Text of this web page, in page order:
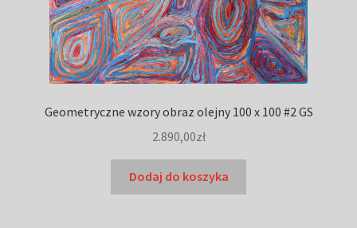
Geometryczne wzory obraz olejny 100 x 100 #2 GS
2.890,00zł
Dodaj do koszyka